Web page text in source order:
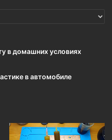
в домашних условиях
в автомобиле